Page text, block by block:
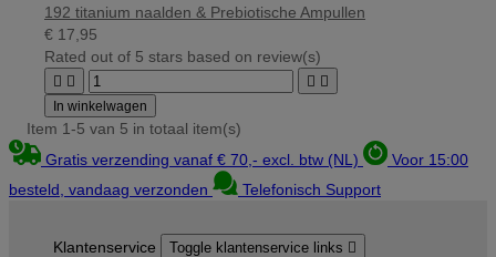
192 titanium naalden & Prebiotische Ampullen
€ 17,95
Rated out of 5 stars based on review(s)
   
In winkelwagen
Item 1-5 van 5 in totaal item(s)
Gratis verzending vanaf € 70,- excl. btw (NL)
Voor 15:00
besteld, vandaag verzonden
Telefonisch Support
Klantenservice Toggle klantenservice links 